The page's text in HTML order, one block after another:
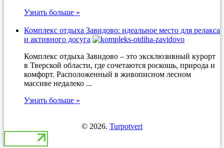
Узнать больше »
Комплекс отдыха Завидово: идеальное место для релакса
и активного досуга
Комплекс отдыха Завидово – это эксклюзивный курорт
в Тверской области, где сочетаются роскошь, природа и
комфорт. Расположенный в живописном лесном
массиве недалеко ...
Узнать больше »
© 2026. Turpotveri